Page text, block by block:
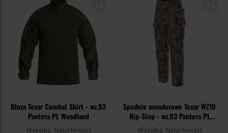
Bluza Texar Combat Shirt - wz.93
Pantera PL Woodland
Wysyłka: Natychmiast
Spodnie mundurowe Texar WZ10
Rip-Stop - wz.93 Pantera PL
Woodland
Wysyłka: Natychmiast